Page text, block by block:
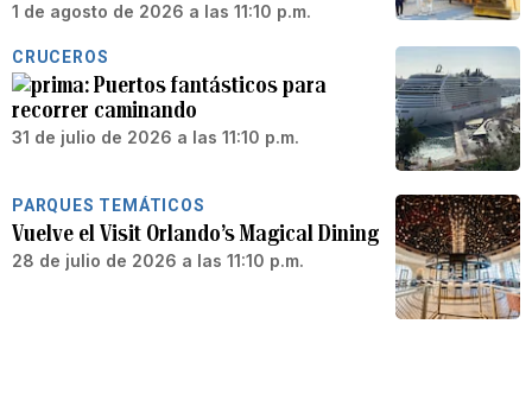
1 de agosto de 2026 a las 11:10 p.m.
CRUCEROS
Puertos fantásticos para
recorrer caminando
31 de julio de 2026 a las 11:10 p.m.
PARQUES TEMÁTICOS
Vuelve el Visit Orlando’s Magical Dining
28 de julio de 2026 a las 11:10 p.m.